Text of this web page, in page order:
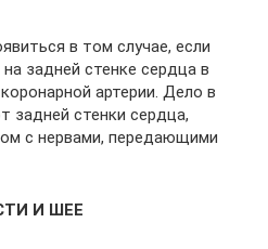
в том случае, если
задней стенке сердца в
артерии. Дело в
задней стенки сердца,
с нервами, передающими
И ШЕЕ